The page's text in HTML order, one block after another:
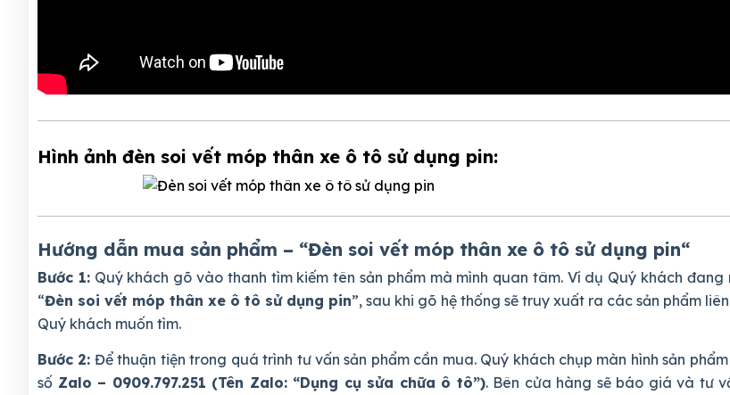
Hình ảnh đèn soi vết móp thân xe ô tô sử dụng pin:
Hướng dẫn mua sản phẩm – “Đèn soi vết móp thân xe ô tô sử dụng pin“
Bước 1:Quý khách gõ vào thanh tìm kiếm tên sản phẩm mà mình quan tâm. Ví dụ Quý khách đang
“Đèn soi vết móp thân xe ô tô sử dụng pin”, sau khi gõ hệ thống sẽ truy xuất ra các sản phẩm
Quý khách muốn tìm.
Bước 2: Để thuận tiện trong quá trình tư vấn sản phẩm cần mua. Quý khách chụp màn hình sản
số Zalo – 0909.797.251 (Tên Zalo: “Dụng cụ sửa chữa ô tô”). Bên cửa hàng sẽ báo giá và tư